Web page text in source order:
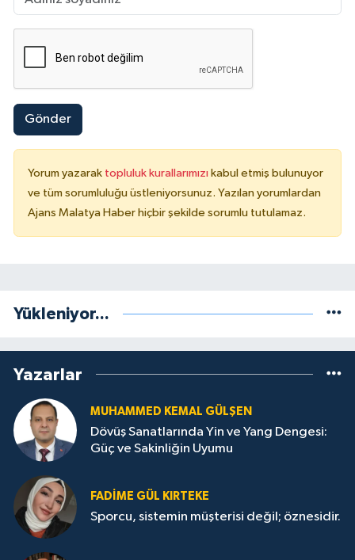
Gönder
Yorum yazarak topluluk kurallarımızı kabul etmiş bulunuyor
ve tüm sorumluluğu üstleniyorsunuz. Yazılan yorumlardan
Ajans Malatya Haber hiçbir şekilde sorumlu tutulamaz.
Yükleniyor...
Yazarlar
MUHAMMED KEMAL GÜLŞEN
Dövüş Sanatlarında Yin ve Yang Dengesi:
Güç ve Sakinliğin Uyumu
FADIME GÜL KIRTEKE
Sporcu, sistemin müşterisi değil; öznesidir.